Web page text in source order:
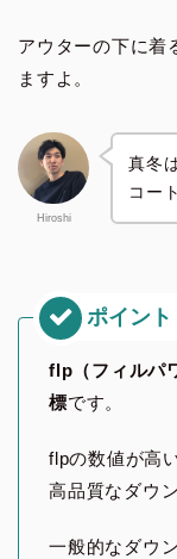
アウターの下に着
ますよ。
Hiroshi
真冬
コー
flp（フィルパ
標です。
flpの数値が高
高品質なダウン
一般的なダウ